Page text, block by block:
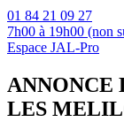
01 84 21 09 27
7h00 à 19h00 (non
Espace JAL-Pro
ANNONCE
LES